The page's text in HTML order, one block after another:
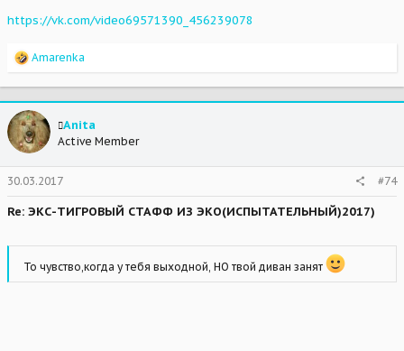
https://vk.com/video69571390_456239078
R
a
c
t
i
o
n
s
:
Amarenka
Anita
Active Member
30.03.2017 #74
Re: ЭКС-ТИГРОВЫЙ СТАФФ ИЗ ЭКО(ИСПЫТАТЕЛЬНЫЙ)2017)
То чувство,когда у тебя выходной, НО твой диван занят